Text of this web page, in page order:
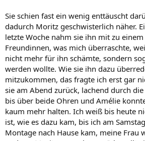
Sie schien fast ein wenig enttäuscht
dadurch Moritz geschwisterlich näher.
letzte Woche nahm sie ihn mit zu
Freundinnen, was mich überraschte,
nicht mehr für ihn schämte, sondern
werden wollte. Wie sie ihn dazu
mitzukommen, das fragte ich erst gar
sie am Abend zurück, lachend durch
bis über beide Ohren und Amélie
kaum mehr halten. Ich weiß bis heute
ist, wie es dazu kam, bis ich am
Montage nach Hause kam, meine Frau